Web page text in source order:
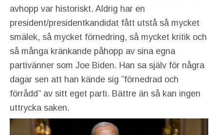
avhopp var historiskt. Aldrig har en
president/presidentkandidat fått utstå så mycket
smälek, så mycket förnedring, så mycket kritik och
så många kränkande påhopp av sina egna
partivänner som Joe Biden. Han sa själv för några
dagar sen att han kände sig ”förnedrad och
förrådd” av sitt eget parti. Bättre än så kan ingen
uttrycka saken.